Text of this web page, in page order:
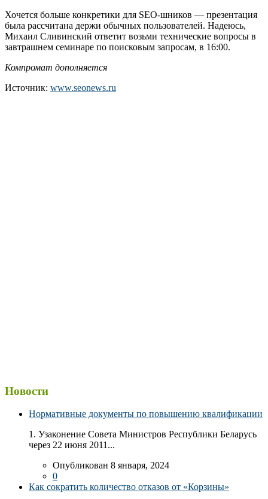
Хочется больше конкретики для SEO-шников — презентация
была рассчитана держи обычных пользователей. Надеюсь,
Михаил Сливинский ответит возьми технические вопросы в
завтрашнем семинаре по поисковым запросам, в 16:00.
Компромат дополняется
Источник: www.seonews.ru
Новости
Нормативные документы по повышению квалификации
1. Узаконение Совета Министров Республики Беларусь
через 22 июня 2011...
Опубликован 8 января, 2024
0
Как сократить количество отказов от «Корзины»